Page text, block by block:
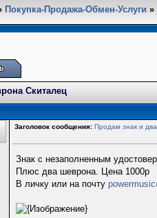
Покупка-Продажа-Обмен-Услуги »
Скиталец
Заголовок сообщения: Продам знак и
Знак с незаполненным
Плюс два шеврона. Цена 1000р
В личку или на почту